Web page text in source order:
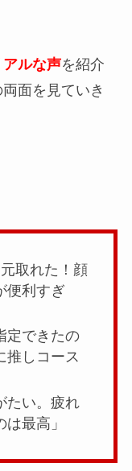
ルな声を紹介
面を見ていき
取れた！顔
便利すぎ
定できたの
推しコース
たい。疲れ
最高」